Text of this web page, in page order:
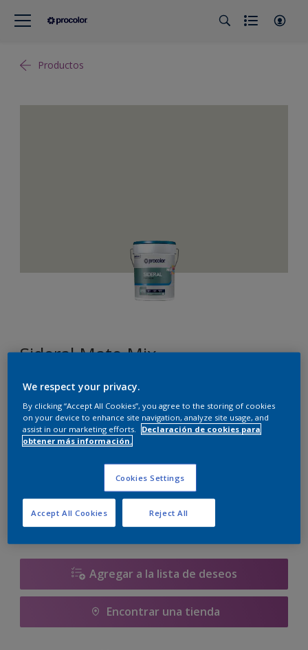
Productos
Sideral Mate Mix
Cambiar de color
4 L
15 L
Cantidad Calculadora de pintura
Calcular
Agregar a la lista de deseos
Encontrar una tienda
We respect your privacy.
By clicking “Accept All Cookies”, you agree to the storing of cookies
on your device to enhance site navigation, analyze site usage, and
assist in our marketing efforts.
Declaración de cookies para
obtener más información.
Cookies Settings
Reject All
Accept All Cookies